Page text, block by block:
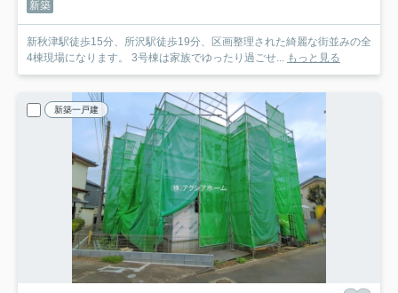
新築
新秋津駅徒歩15分、所沢駅徒歩19分、区画整理された綺麗な街並みの全
4棟現場になります。 3号棟は家族でゆったり過ごせ... もっと見る
新築一戸建